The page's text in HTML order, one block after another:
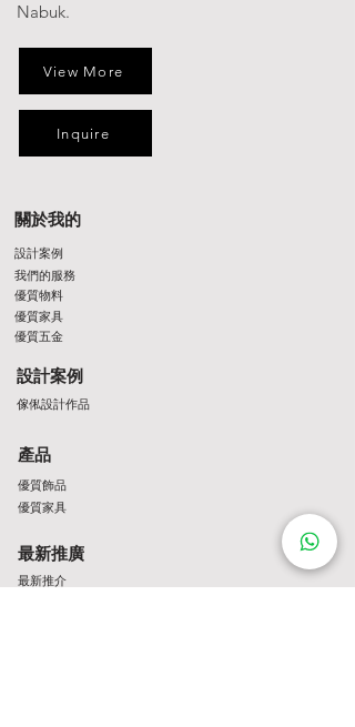
Nabuk.
View More
Inquire
關於我的
設計案例
設計案例
我們的服務
傢俬設計作品
優質家具
優質物料
優質五金
產品
優質家具
優質飾品
最新推介
最新推廣